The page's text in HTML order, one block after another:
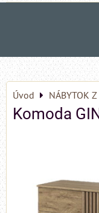
Úvod NÁBYTOK
Komoda